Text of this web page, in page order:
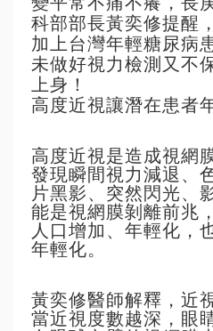
科部部長黃奕修提醒
加上台灣年輕糖尿病
未做好視力檢測又不
上身！
高度近視讓潛在患者
高度近視是造成視網
發現瞬間視力減退、
片黑影、突然閃光、
能是視網膜剝離前兆
人口增加、年輕化，
年輕化。
黃奕修醫師解釋，近
當近視度數越深，眼